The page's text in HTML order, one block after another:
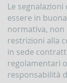
Accesso
al
portale
Infostat-
UIF
Le
essere in
normativa, non
restrizioni alla
in sede
regolamentari
responsabilità